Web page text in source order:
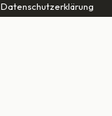
Datenschutzerklärung